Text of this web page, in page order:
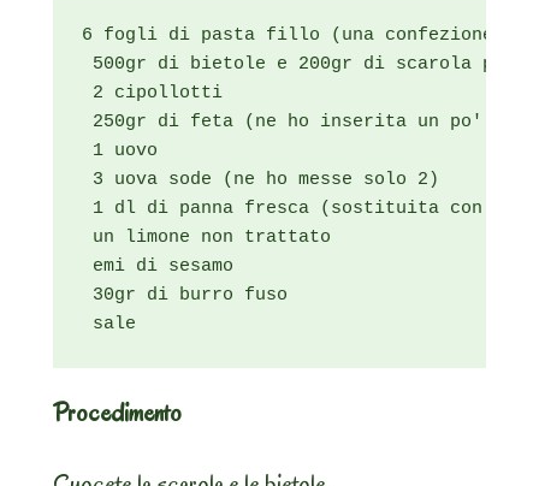
6 fogli di pasta fillo (una confezione da
500gr di bietole e 200gr di scarola
2 cipollotti
250gr di feta (ne ho inserita un po'
1 uovo
3 uova sode (ne ho messe solo 2)
1 dl di panna fresca (sostituita con
un limone non trattato
emi di sesamo
30gr di burro fuso
sale
Procedimento